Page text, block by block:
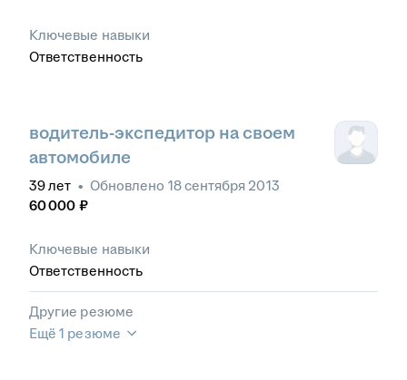
Ключевые навыки
Ответственность
водитель-экспедитор на своем
автомобиле
39лет • Обновлено 18 сентября 2013
60 000 ₽
Ключевые навыки
Ответственность
Другие резюме
Ещё 1 резюме